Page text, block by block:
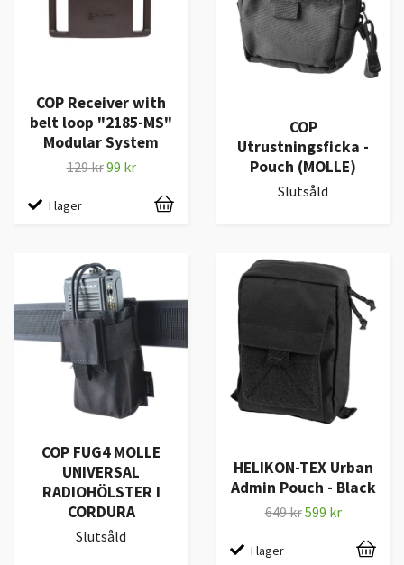
COP Receiver with
belt loop "2185-MS"
Modular System
129 kr99 kr
I lager
COP
Utrustningsficka -
Pouch (MOLLE)
Slutsåld
COP FUG4 MOLLE
UNIVERSAL
RADIOHÖLSTER I
CORDURA
Slutsåld
HELIKON-TEX Urban
Admin Pouch - Black
649 kr599 kr
I lager